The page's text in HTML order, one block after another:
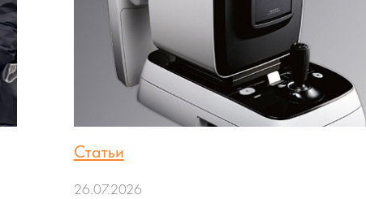
Статьи
26.07.2026